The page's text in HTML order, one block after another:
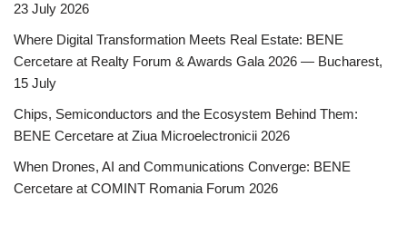
23 July 2026
Where Digital Transformation Meets Real Estate: BENE
Cercetare at Realty Forum & Awards Gala 2026 — Bucharest,
15 July
Chips, Semiconductors and the Ecosystem Behind Them:
BENE Cercetare at Ziua Microelectronicii 2026
When Drones, AI and Communications Converge: BENE
Cercetare at COMINT Romania Forum 2026